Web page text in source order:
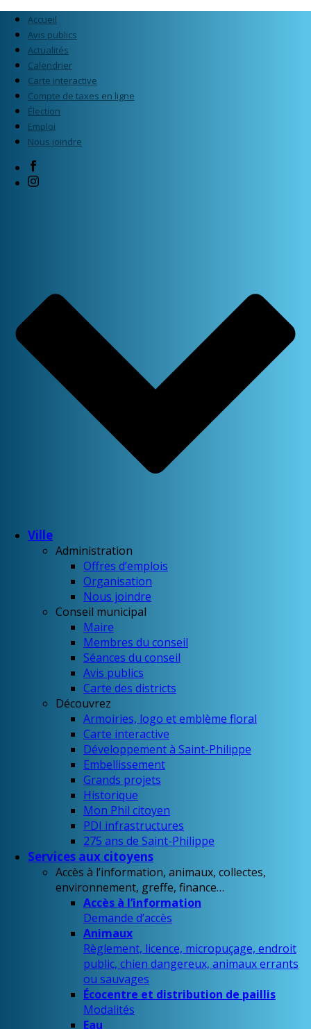
Accueil
Avis publics
Actualités
Calendrier
Carte interactive
Compte de taxes en ligne
Élection
Emploi
Nous joindre
Ville
Administration
Offres d’emplois
Organisation
Nous joindre
Conseil municipal
Maire
Membres du conseil
Séances du conseil
Avis publics
Carte des districts
Découvrez
Armoiries, logo et emblème floral
Carte interactive
Développement à Saint-Philippe
Embellissement
Grands projets
Historique
Mon Phil citoyen
PDI infrastructures
275 ans de Saint-Philippe
Services aux citoyens
Accès à l’information, animaux, collectes,
environnement, greffe, finance…
Accès à l’information
Demande d’accès
Animaux
Règlement, licence, micropuçage, endroit
public, chien dangereux, animaux errants
ou sauvages
Écocentre et distribution de paillis
Modalités
Eau